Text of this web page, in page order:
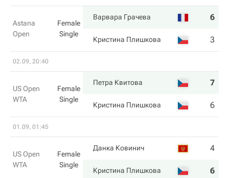
Astana
Open
Female
Single
Варвара Грачева 6
Кристина Плишкова 3
02.09, 20:40
US Open
WTA
Female
Single
Петра Квитова 7
Кристина Плишкова 6
01.09, 01:45
US Open
WTA
Female
Single
Данка Ковинич 4
Кристина Плишкова 6